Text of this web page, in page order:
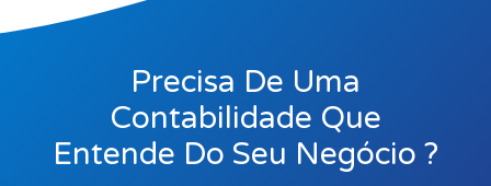
Precisa De Uma
Contabilidade Que
Entende Do Seu Negócio ?